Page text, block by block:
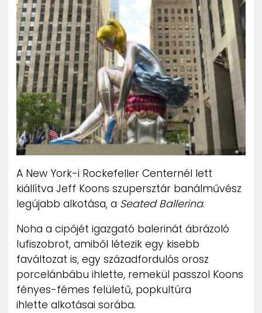
A New York-i Rockefeller Centernél lett
kiállítva Jeff Koons szupersztár banálművész
legújabb alkotása, a Seated Ballerina.
Noha a cipőjét igazgató balerinát ábrázoló
lufiszobrot, amiből létezik egy kisebb
faváltozat is, egy századfordulós orosz
porcelánbábu ihlette, remekül passzol Koons
fényes-fémes felületű, popkultúra
ihlette alkotásai sorába.